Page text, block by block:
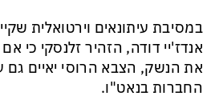
במסיבת עיתונאים וירטואלית
אנדז'יי דודה, הזהיר זלנסקי כי
את הנשק, הצבא הרוסי יאיים גם
החברות בנאט"ו.